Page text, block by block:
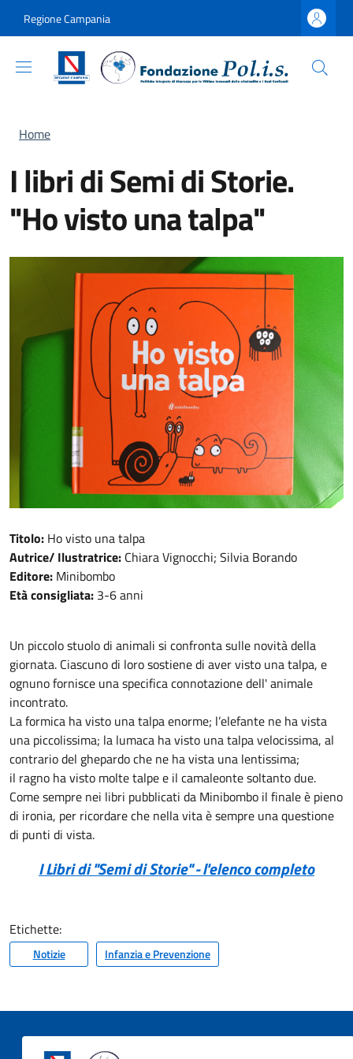
Regione Campania
Briciole di pane
Home
I libri di Semi di Storie.
"Ho visto una talpa"
Titolo: Ho visto una talpa
Autrice/ Ilustratrice: Chiara Vignocchi; Silvia Borando
Editore: Minibombo
Età consigliata: 3-6 anni
Un piccolo stuolo di animali si confronta sulle novità della
giornata. Ciascuno di loro sostiene di aver visto una talpa, e
ognuno fornisce una specifica connotazione dell' animale
incontrato.
La formica ha visto una talpa enorme; l’elefante ne ha vista
una piccolissima; la lumaca ha visto una talpa velocissima, al
contrario del ghepardo che ne ha vista una lentissima;
il ragno ha visto molte talpe e il camaleonte soltanto due.
Come sempre nei libri pubblicati da Minibombo il finale è pieno
di ironia, per ricordare che nella vita è sempre una questione
di punti di vista.
I Libri di "Semi di Storie" - l'elenco completo
Etichette:
Notizie Infanzia e Prevenzione